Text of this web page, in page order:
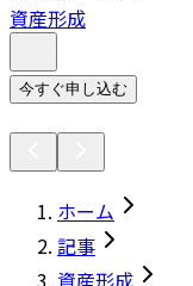
資産形成
今すぐ申し込む
ホーム
記事
資産形成